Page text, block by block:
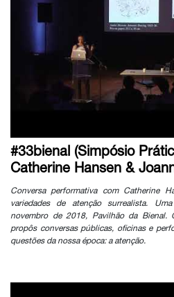
#33bienal (Simpósio
Catherine Hansen &
Conversa performativa com Catherine
variedades de atenção surrealista.
novembro de 2018, Pavilhão da Bienal.
propôs conversas públicas, oficinas e
questões da nossa época: a atenção.